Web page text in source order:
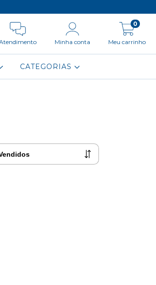
Minha conta Meu carrinho
0
CATEGORIAS